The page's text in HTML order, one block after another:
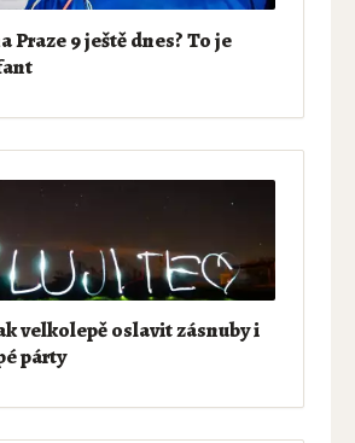
Praze 9 ještě dnes? To je
velkolepě oslavit zásnuby i
párty